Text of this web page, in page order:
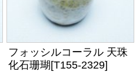
フォッシルコーラル 天珠
化石珊瑚[T155-2329]